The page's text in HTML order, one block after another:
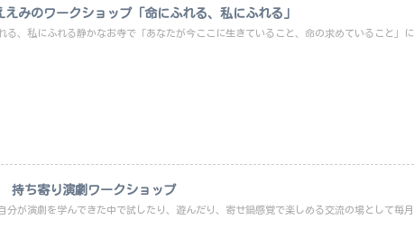
えみのワークショップ「命にふれる、私にふれる」
る、私にふれる静かなお寺で「あなたが今ここに生きていること、命の求めていること」
持ち寄り演劇ワークショップ
分が演劇を学んできた中で試したり、遊んだり、寄せ鍋感覚で楽しめる交流の場として毎